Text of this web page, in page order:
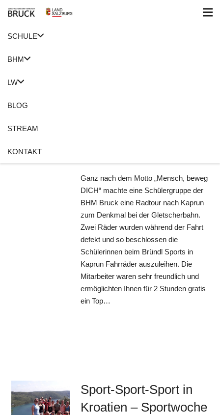
SCHULE
BHM
LW
BLOG
STREAM
KONTAKT
Ganz nach dem Motto „Mensch, beweg
DICH“ machte eine Schülergruppe der
BHM Bruck eine Radtour nach Kaprun
zum Denkmal bei der Gletscherbahn.
Zwei Räder wurden während der Fahrt
defekt und so beschlossen die
Schülerinnen beim Bründl Sports in
Kaprun Fahrräder auszuleihen. Die
Mitarbeiter waren sehr freundlich und
ermöglichten Ihnen für 2 Stunden gratis
ein Top…
Sport-Sport-Sport in
Kroatien – Sportwoche